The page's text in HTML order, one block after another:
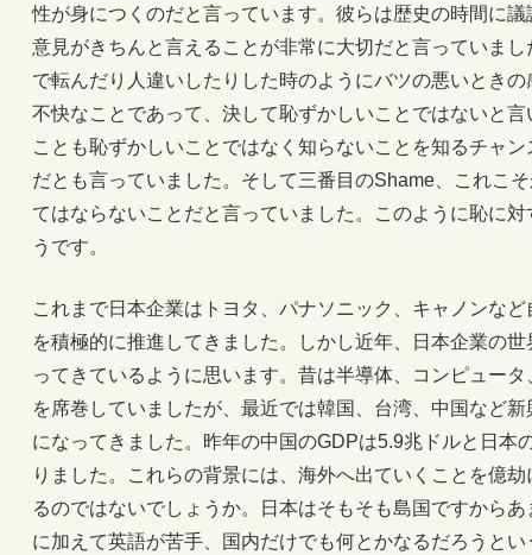
性が身につくのだと言っています。彼らは歴史の時間に
意見がきちんと言えることが非常に大切だと言っていま
で転んだり人違いしたりした時のようにバツの悪いとき
不快なことであって、決して恥ずかしいことではないと
ことも恥ずかしいことではなく知らないことを知るチャ
だとも言っていました。そして三番目のShame、これこ
てはならないことだと言っていました。このように恥に
うです。
これまで日本企業はトヨタ、パナソニック、キャノンな
を積極的に推進してきました。しかし近年、日本企業の
ってきているように思います。昔は半導体、コンピュー
を席巻していましたが、最近では韓国、台湾、中国など
になってきました。昨年の中国のGDPは5.9兆ドルと日本
りました。これらの背景には、海外へ出ていくことを億
るのではないでしょうか。日本はそもそも島国ですから
に加えて英語が苦手、国内だけでも何とかなるだろうと